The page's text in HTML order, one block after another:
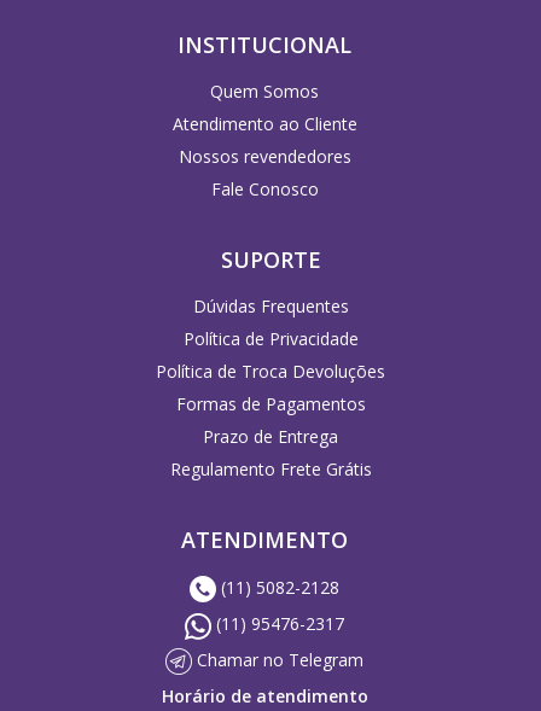
INSTITUCIONAL
Quem Somos
Atendimento ao Cliente
Nossos revendedores
Fale Conosco
SUPORTE
Dúvidas Frequentes
Política de Privacidade
Política de Troca Devoluções
Formas de Pagamentos
Prazo de Entrega
Regulamento Frete Grátis
ATENDIMENTO
(11) 5082-2128
(11) 95476-2317
Chamar no Telegram
Horário de atendimento